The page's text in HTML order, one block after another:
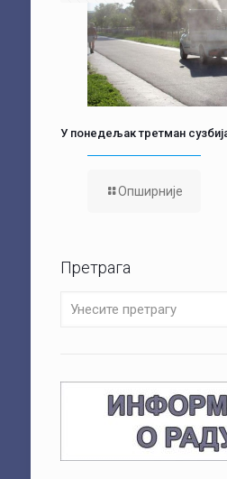
У понедељак третман
Опширније
Претрага